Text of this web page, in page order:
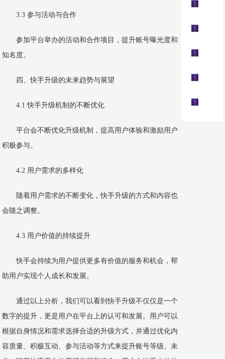
3.3 参与活动与合作
参加平台举办的活动和合作项目，提升账号曝光度和
知名度。
四、快手升级的未来趋势与展望
4.1 快手升级机制的不断优化
平台会不断优化升级机制，提高用户体验和激励用户
积极参与。
4.2 用户需求的多样化
随着用户需求的不断变化，快手升级的方式和内容也
会随之调整。
4.3 用户价值的持续提升
快手会持续为用户提供更多有价值的服务和机会，帮
助用户实现个人成长和发展。
通过以上分析，我们可以看到快手升级不仅仅是一个
数字的提升，更是用户在平台上的认可和发展。用户可以
根据自身情况和需求选择合适的升级方式，并通过优化内
容质量、积极互动、参与活动等方式来提升账号等级。未